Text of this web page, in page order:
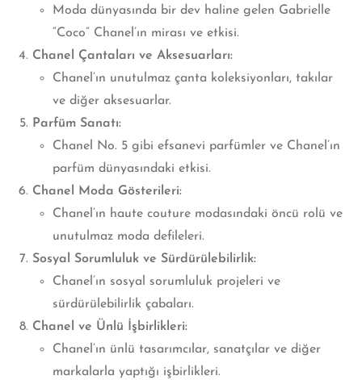
Moda dünyasında bir dev haline gelen Gabrielle
“Coco” Chanel’ın mirası ve etkisi.
Chanel Çantaları ve Aksesuarları:
Chanel’ın unutulmaz çanta koleksiyonları, takılar
ve diğer aksesuarlar.
Parfüm Sanatı:
Chanel No. 5 gibi efsanevi parfümler ve Chanel’ın
parfüm dünyasındaki etkisi.
Chanel Moda Gösterileri:
Chanel’ın haute couture modasındaki öncü rolü ve
unutulmaz moda defileleri.
Sosyal Sorumluluk ve Sürdürülebilirlik:
Chanel’ın sosyal sorumluluk projeleri ve
sürdürülebilirlik çabaları.
Chanel ve Ünlü İşbirlikleri:
Chanel’ın ünlü tasarımcılar, sanatçılar ve diğer
markalarla yaptığı işbirlikleri.